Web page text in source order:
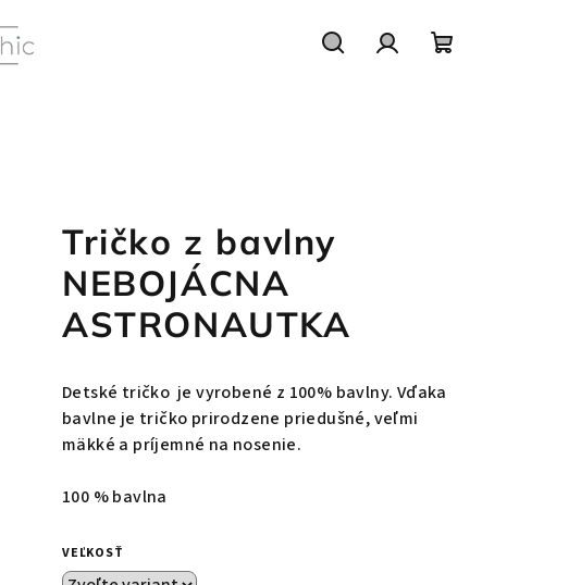
Tričko z bavlny
NEBOJÁCNA
ASTRONAUTKA
Detské tričko jevyrobené z 100% bavlny. Vďaka
bavlne je tričko prirodzene priedušné, veľmi
mäkké a príjemné na nosenie.
100 % bavlna
VEĽKOSŤ